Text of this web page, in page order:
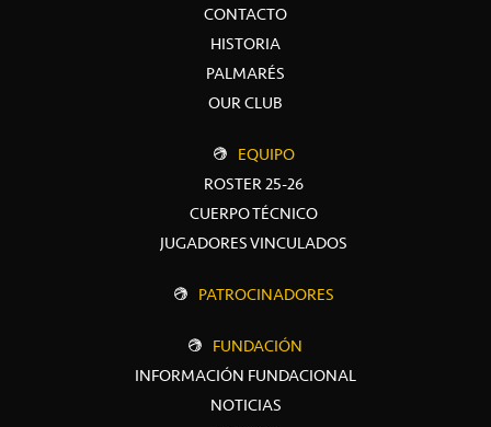
CONTACTO
HISTORIA
PALMARÉS
OUR CLUB
EQUIPO
ROSTER 25-26
CUERPO TÉCNICO
JUGADORES VINCULADOS
PATROCINADORES
FUNDACIÓN
INFORMACIÓN FUNDACIONAL
NOTICIAS